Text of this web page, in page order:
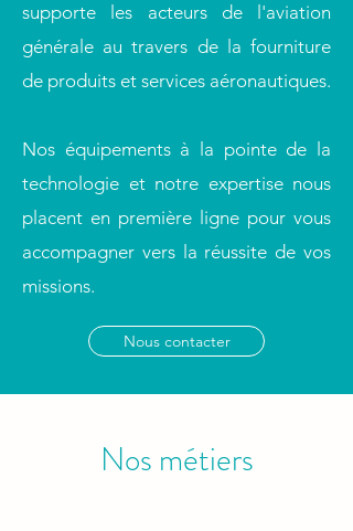
supporte les acteurs de l'aviation
générale au travers de la fourniture
de produits et services aéronautiques.
Nos équipements à la pointe de la
technologie et notre expertise nous
placent en première ligne pour vous
accompagner vers la réussite de vos
missions.
Nous contacter
Nos métiers